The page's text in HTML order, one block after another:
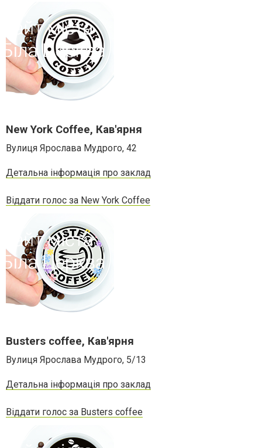
New York Coffee, Кав'ярня
Вулиця Ярослава Мудрого, 42
Детальна інформація про заклад
Віддати голос за New York Coffee
Busters coffee, Кав'ярня
Вулиця Ярослава Мудрого, 5/13
Детальна інформація про заклад
Віддати голос за Busters coffee